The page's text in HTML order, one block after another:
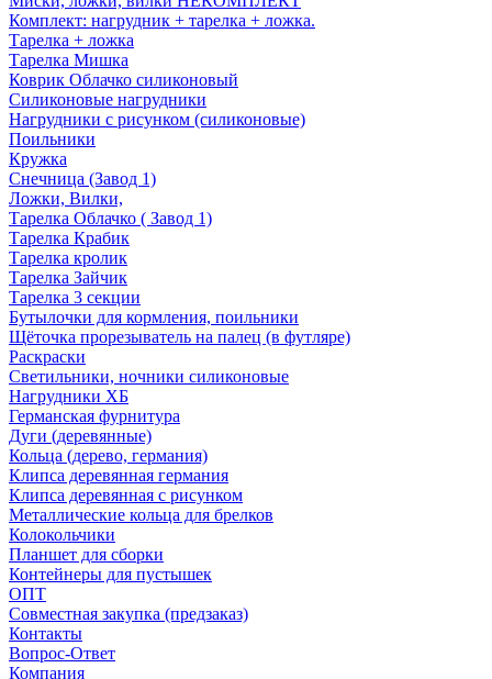
Комплект: нагрудник + тарелка + ложка.
Тарелка + ложка
Тарелка Мишка
Коврик Облачко силиконовый
Силиконовые нагрудники
Нагрудники с рисунком (силиконовые)
Поильники
Кружка
Снечница (Завод 1)
Ложки, Вилки,
Тарелка Облачко ( Завод 1)
Тарелка Крабик
Тарелка кролик
Тарелка Зайчик
Тарелка 3 секции
Бутылочки для кормления, поильники
Щёточка прорезыватель на палец (в футляре)
Раскраски
Светильники, ночники силиконовые
Нагрудники ХБ
Германская фурнитура
Дуги (деревянные)
Кольца (дерево, германия)
Клипса деревянная германия
Клипса деревянная с рисунком
Металлические кольца для брелков
Колокольчики
Планшет для сборки
Контейнеры для пустышек
ОПТ
Совместная закупка (предзаказ)
Контакты
Вопрос-Ответ
Компания